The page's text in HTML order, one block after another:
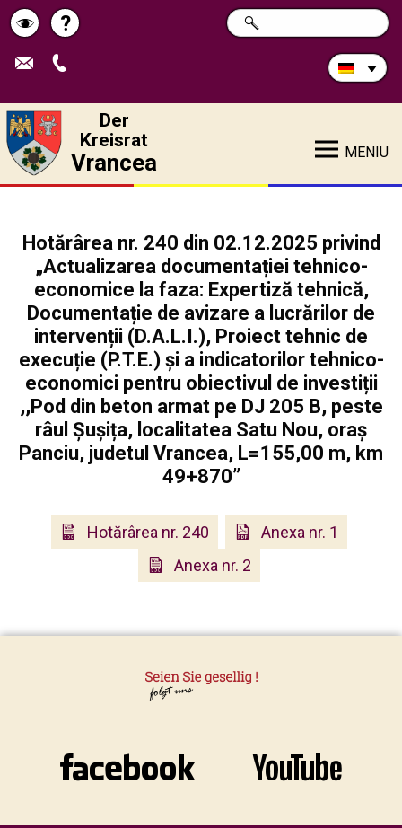
Schimbă
contrastul
Pagina
de
?
Durchsuchen
Sie
SUCHE
Der
Kreisrat
Vrancea MENIU
Hotărârea nr. 240 din 02.12.2025 privind
„Actualizarea documentației tehnico-
economice la faza: Expertiză tehnică,
Documentație de avizare a lucrărilor de
intervenții (D.A.L.I.), Proiect tehnic de
execuție (P.T.E.) și a indicatorilor tehnico-
economici pentru obiectivul de investiții
,,Pod din beton armat pe DJ 205 B, peste
râul Șușița, localitatea Satu Nou, oraș
Panciu, judetul Vrancea, L=155,00 m, km
49+870”
Hotărârea nr. 240
Anexa nr. 1
Anexa nr. 2